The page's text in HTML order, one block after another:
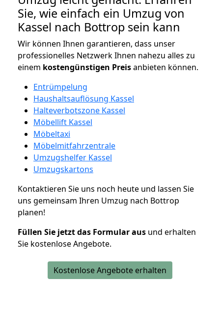
Sie, wie einfach ein Umzug von
Kassel nach Bottrop sein kann
Wir können Ihnen garantieren, dass unser
professionelles Netzwerk Ihnen nahezu alles zu
einem kostengünstigen Preisanbieten können.
Entrümpelung
Haushaltsauflösung Kassel
Halteverbotszone Kassel
Möbellift Kassel
Möbeltaxi
Möbelmitfahrzentrale
Umzugshelfer Kassel
Umzugskartons
Kontaktieren Sie uns noch heute und lassen Sie
uns gemeinsam Ihren Umzug nach Bottrop
planen!
Füllen Sie jetzt das Formular aus und erhalten
Sie kostenlose Angebote.
Kostenlose Angebote erhalten